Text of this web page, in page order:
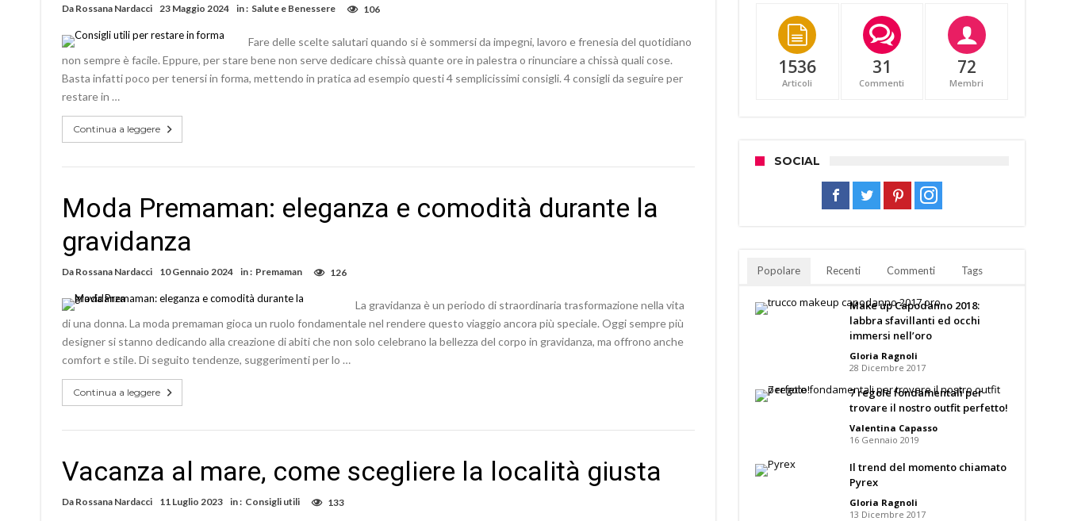
Da Rossana Nardacci 23 Maggio 2024 in : Salute e Benessere 106
Fare delle scelte salutari quando si è sommersi da impegni, lavoro e frenesia del quotidiano
non sempre è facile. Eppure, per stare bene non serve dedicare chissà quante ore in palestra o rinunciare a chissà quali cose.
Basta infatti poco per tenersi in forma, mettendo in pratica ad esempio questi 4 semplicissimi consigli. 4 consigli da seguire per
restare in …
Continua a leggere
Moda Premaman: eleganza e comodità durante la
gravidanza
Da Rossana Nardacci 10 Gennaio 2024 in : Premaman 126
La gravidanza è un periodo di straordinaria trasformazione nella vita
di una donna. La moda premaman gioca un ruolo fondamentale nel rendere questo viaggio ancora più speciale. Oggi sempre più
designer si stanno dedicando alla creazione di abiti che non solo celebrano la bellezza del corpo in gravidanza, ma offrono anche
comfort e stile. Di seguito tendenze, suggerimenti per lo …
Continua a leggere
Vacanza al mare, come scegliere la località giusta
Da Rossana Nardacci 11 Luglio 2023 in : Consigli utili 133
1536
Articoli
31
Commenti
72
Membri
SOCIAL
Popolare Recenti Commenti Tags
Make up Capodanno 2018:
labbra sfavillanti ed occhi
immersi nell’oro
Gloria Ragnoli
28 Dicembre 2017
7 regole fondamentali per
trovare il nostro outfit perfetto!
Valentina Capasso
16 Gennaio 2019
Il trend del momento chiamato
Pyrex
Gloria Ragnoli
13 Dicembre 2017